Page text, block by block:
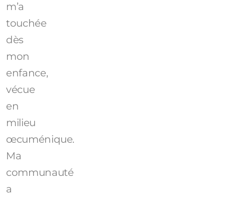
m’a
touchée
dès
mon
enfance,
vécue
en
milieu
œcuménique.
Ma
communauté
a